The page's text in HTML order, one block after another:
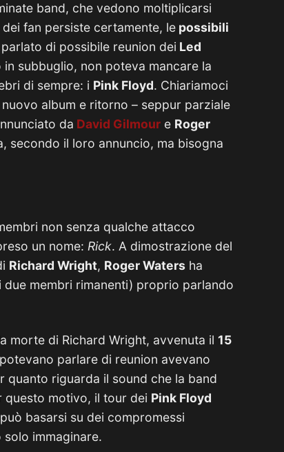
band, che vedono moltiplicarsi
fan persiste certamente, le possibili
di possibile reunion dei Led
subbuglio, non poteva mancare la
di sempre: i Pink Floyd. Chiariamoci
album e ritorno – seppur parziale
da David Gilmour e Roger
secondo il loro annuncio, ma bisogna
non senza qualche attacco
un nome: Rick. A dimostrazione del
Richard Wright, Roger Waters ha
membri rimanenti) proprio parlando
morte di Richard Wright, avvenuta il 15
parlare di reunion avevano
riguarda il sound che la band
motivo, il tour dei Pink Floyd
basarsi su dei compromessi
immaginare.